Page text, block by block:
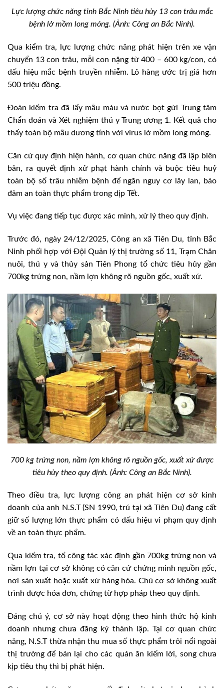
Lực lượng chức năng tỉnh Bắc Ninh tiêu hủy 13 con trâu mắc
bệnh lở mồm long móng. (Ảnh: Công an Bắc Ninh).
Qua kiểm tra, lực lượng chức năng phát hiện trên xe vận
chuyển 13 con trâu, mỗi con nặng từ 400 – 600 kg/con, có
dấu hiệu mắc bệnh truyền nhiễm. Lô hàng ước trị giá hơn
500 triệu đồng.
Đoàn kiểm tra đã lấy mẫu máu và nước bọt gửi Trung tâm
Chẩn đoán và Xét nghiệm thú y Trung ương 1. Kết quả cho
thấy toàn bộ mẫu dương tính với virus lở mồm long móng.
Căn cứ quy định hiện hành, cơ quan chức năng đã lập biên
bản, ra quyết định xử phạt hành chính và buộc tiêu huỷ
toàn bộ số trâu nhiễm bệnh để ngăn nguy cơ lây lan, bảo
đảm an toàn thực phẩm trong dịp Tết.
Vụ việc đang tiếp tục được xác minh, xử lý theo quy định.
Trước đó, ngày 24/12/2025, Công an xã Tiên Du, tỉnh Bắc
Ninh phối hợp với Đội Quản lý thị trường số 11, Trạm Chăn
nuôi, thú y và thủy sản Tiên Phong tổ chức tiêu hủy gần
700kg trứng non, nầm lợn không rõ nguồn gốc, xuất xứ.
700 kg trứng non, nầm lợn không rõ nguồn gốc, xuất xứ được
tiêu hủy theo quy định. (Ảnh: Công an Bắc Ninh).
Theo điều tra, lực lượng công an phát hiện cơ sở kinh
doanh của anh N.S.T (SN 1990, trú tại xã Tiên Du) đang cất
giữ số lượng lớn thực phẩm có dấu hiệu vi phạm quy định
về an toàn thực phẩm.
Qua kiểm tra, tổ công tác xác định gần 700kg trứng non và
nầm lợn tại cơ sở không có căn cứ chứng minh nguồn gốc,
nơi sản xuất hoặc xuất xứ hàng hóa. Chủ cơ sở không xuất
trình được hóa đơn, chứng từ hợp pháp theo quy định.
Đáng chú ý, cơ sở này hoạt động theo hình thức hộ kinh
doanh nhưng chưa đăng ký thành lập. Tại cơ quan chức
năng, N.S.T thừa nhận thu mua số thực phẩm trôi nổi ngoài
thị trường để bán lại cho các quán ăn kiếm lời, song chưa
kịp tiêu thụ thì bị phát hiện.